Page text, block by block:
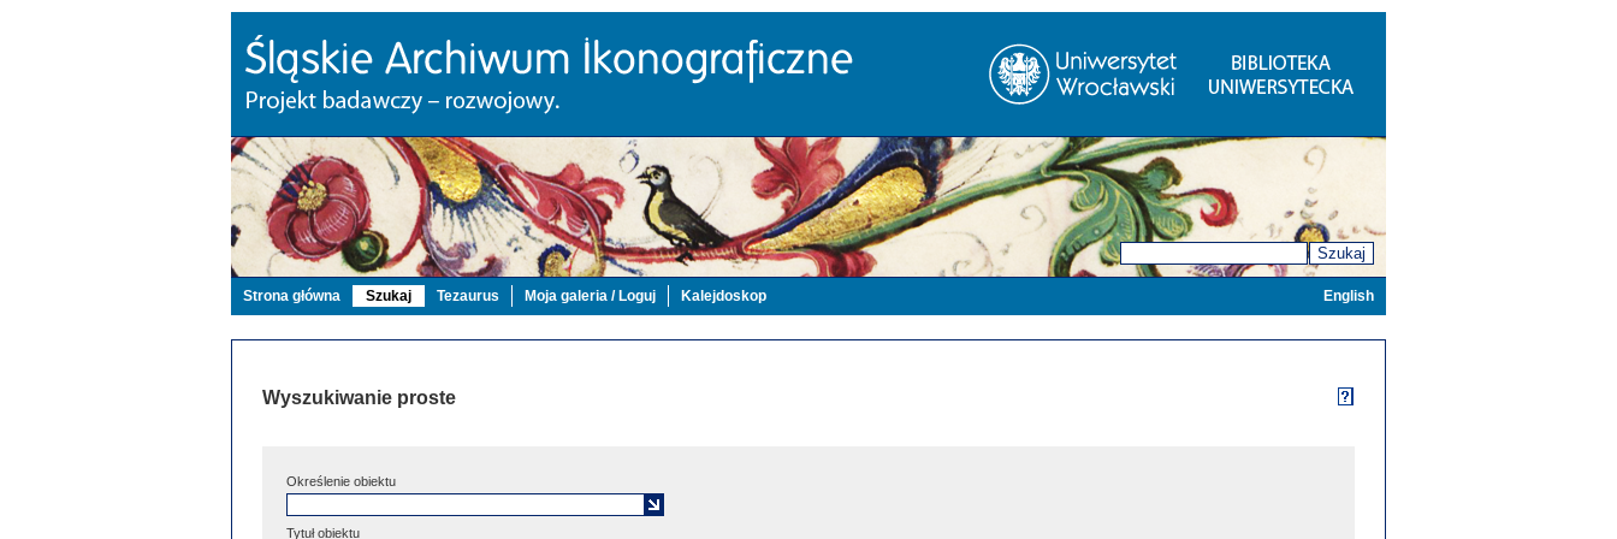
Szukaj
Strona główna Szukaj Tezaurus Moja galeria / Loguj Kalejdoskop English
Wyszukiwanie proste
Określenie obiektu
Tytuł obiektu